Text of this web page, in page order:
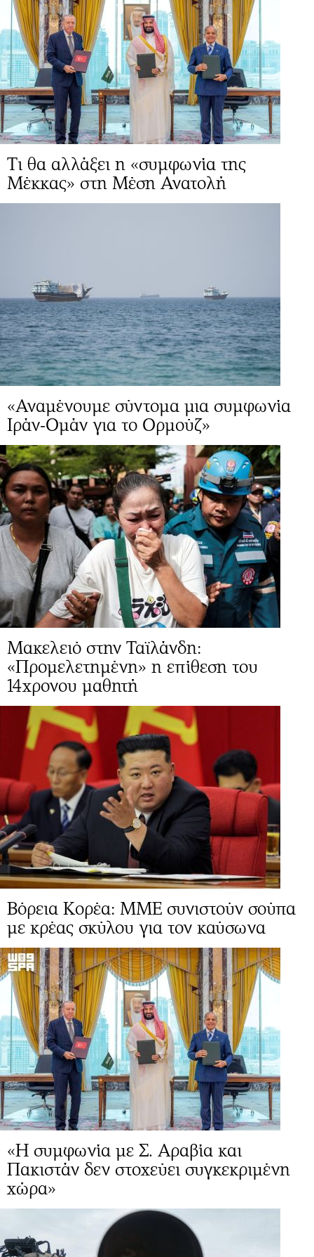
Τι θα αλλάξει η «συμφωνία της
Μέκκας» στη Μέση Ανατολή
«Αναμένουμε σύντομα μια συμφωνία
Ιράν-Ομάν για το Ορμούζ»
Μακελειό στην Ταϊλάνδη:
«Προμελετημένη» η επίθεση του
14χρονου μαθητή
Βόρεια Κορέα: ΜΜΕ συνιστούν σούπα
με κρέας σκύλου για τον καύσωνα
«Η συμφωνία με Σ. Αραβία και
Πακιστάν δεν στοχεύει συγκεκριμένη
χώρα»